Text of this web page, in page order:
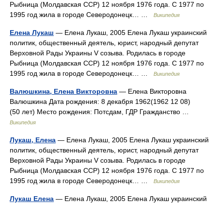
Рыбница (Молдавская ССР) 12 ноября 1976 года. С 1977 по
1995 год жила в городе Северодонецк… …
Википедия
Елена Лукаш — Елена Лукаш, 2005 Елена Лукаш украинский
политик, общественный деятель, юрист, народный депутат
Верховной Рады Украины V созыва. Родилась в городе
Рыбница (Молдавская ССР) 12 ноября 1976 года. С 1977 по
1995 год жила в городе Северодонецк… …
Википедия
Валюшкина, Елена Викторовна — Елена Викторовна
Валюшкина Дата рождения: 8 декабря 1962(1962 12 08)
(50 лет) Место рождения: Потсдам, ГДР Гражданство …
Википедия
Лукаш, Елена — Елена Лукаш, 2005 Елена Лукаш украинский
политик, общественный деятель, юрист, народный депутат
Верховной Рады Украины V созыва. Родилась в городе
Рыбница (Молдавская ССР) 12 ноября 1976 года. С 1977 по
1995 год жила в городе Северодонецк… …
Википедия
Лукаш Елена — Елена Лукаш, 2005 Елена Лукаш украинский